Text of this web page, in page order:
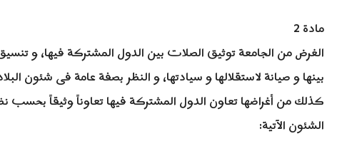
مادة 2
الغرض من الجامعة توثيق الصلات بين الدول المشتركة فيها، و
بينها و صيانة لاستقلالها و سيادتها، و النظر بصفة عامة فى شئون
كذلك من أغراضها تعاون الدول المشتركة فيها تعاوناً وثيقاً بحسب
الشئون الآتية: